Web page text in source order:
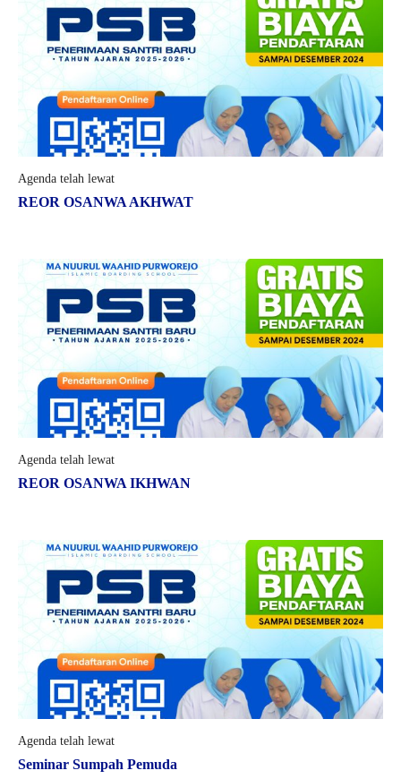
Agenda telah lewat
REOR OSANWA AKHWAT
Agenda telah lewat
REOR OSANWA IKHWAN
Agenda telah lewat
Seminar Sumpah Pemuda